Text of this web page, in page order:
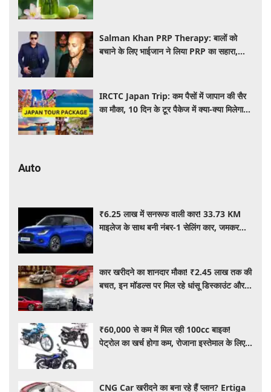
Salman Khan PRP Therapy: बालों को
बचाने के लिए भाईजान ने लिया PRP का सहारा,
IRCTC Japan Trip: कम पैसों में जापान की सैर
का मौका, 10 दिन के टूर पैकेज में क्या-क्या मिलेगा?
Auto
₹6.25 लाख में सनरूफ वाली कार! 33.73 KM
माइलेज के साथ बनी नंबर-1 सेलिंग कार, जमकर
कार खरीदने का शानदार मौका! ₹2.45 लाख तक की
बचत, इन मॉडल्स पर मिल रहे धांसू डिस्काउंट और
₹60,000 से कम में मिल रही 100cc बाइक!
पेट्रोल का खर्च होगा कम, रोजाना इस्तेमाल के लिए है
CNG Car खरीदने का बना रहे हैं प्लान? Ertiga